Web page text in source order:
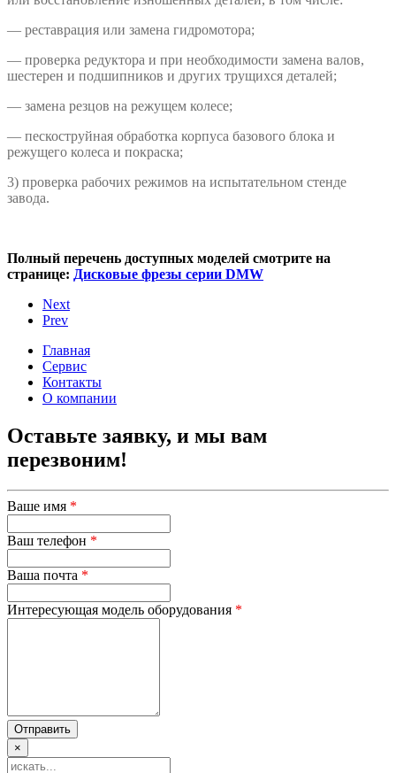
— реставрация или замена гидромотора;
— проверка редуктора и при необходимости замена валов,
шестерен и подшипников и других трущихся деталей;
— замена резцов на режущем колесе;
— пескоструйная обработка корпуса базового блока и
режущего колеса и покраска;
3) проверка рабочих режимов на испытательном стенде
завода.
Полный перечень доступных моделей смотрите на
странице: Дисковые фрезы серии DMW
Next
Prev
Главная
Сервис
Контакты
О компании
Оставьте заявку, и мы вам
перезвоним!
Ваше имя *
Ваш телефон *
Ваша почта *
Интересующая модель оборудования *
×